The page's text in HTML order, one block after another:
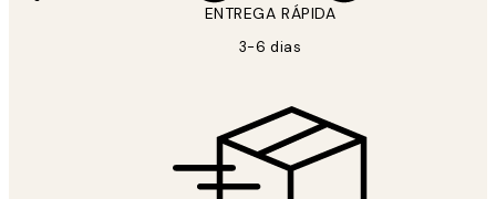
ENTREGA RÁPIDA
3-6 dias